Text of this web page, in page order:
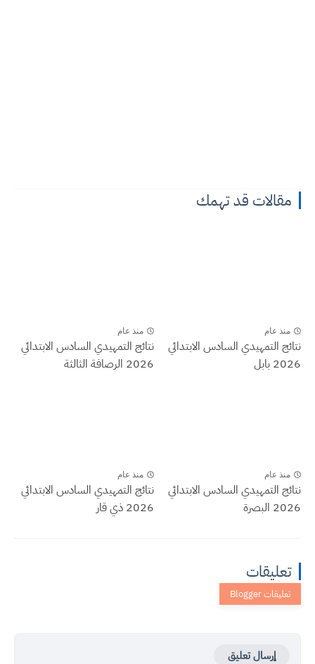
مقالات قد تهمك
منذ عام
نتائج التمهيدي السادس الابتدائي
2026 بابل
منذ عام
نتائج التمهيدي السادس الابتدائي
2026 الرصافة الثالثة
منذ عام
نتائج التمهيدي السادس الابتدائي
2026 البصرة
منذ عام
نتائج التمهيدي السادس الابتدائي
2026 ذي قار
تعليقات
إرسال تعليق